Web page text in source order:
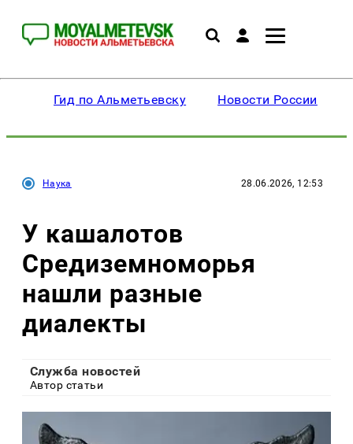
Гид по Альметьевску Новости России
Наука 28.06.2026, 12:53
У кашалотов
Средиземноморья
нашли разные
диалекты
Служба новостей
Автор статьи